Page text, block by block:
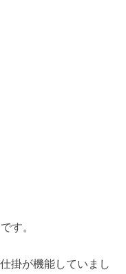
す。
掛が機能していまし